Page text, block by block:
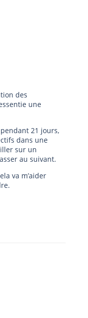
des
une
21 jours,
dans une
sur un
au suivant.
va m’aider